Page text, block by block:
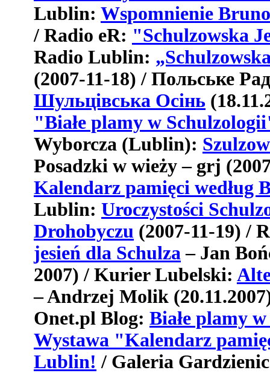
Lublin: Wspomnienie
/ Radio eR: "Schulzowska
Radio Lublin:
(2007-11-18) / Польське
Шульцівська Осінь
"Białe plamy w
Wyborcza (Lublin):
Posadzki w wieży – grj
Kalendarz pamięci według
Lublin: Uroczystości
Drohobyczu (2007-11-19) /
jesień dla Schulza – Jan
2007) / Kurier Lubelski:
– Andrzej Molik
Onet.pl Blog: Białe plamy
Wystawa "Kalendarz
Lublin! / Galeria